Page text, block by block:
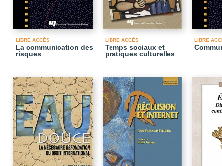
LIBRE ACCÈS
La communication des
risques
LIBRE ACCÈS
Temps sociaux et
pratiques culturelles
LIBRE